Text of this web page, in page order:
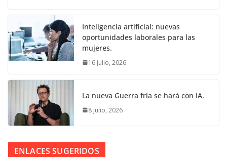
Inteligencia artificial: nuevas
oportunidades laborales para las
mujeres.
16 julio, 2026
La nueva Guerra fría se hará con IA.
8 julio, 2026
ENLACES SUGERIDOS